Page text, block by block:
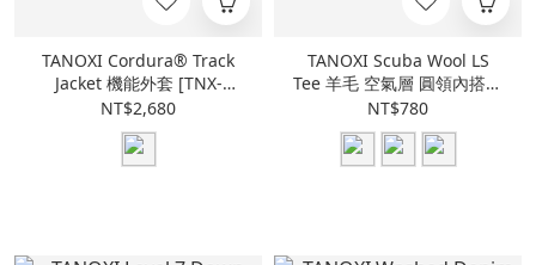
TANOXI Cordura® Track
Jacket 機能外套 [TNX-
BLACK01]
NT$2,680
TANOXI Scuba Wool LS
Tee 羊毛 空氣層 圓領內搭上
衣 [TNX-JS45]
NT$780